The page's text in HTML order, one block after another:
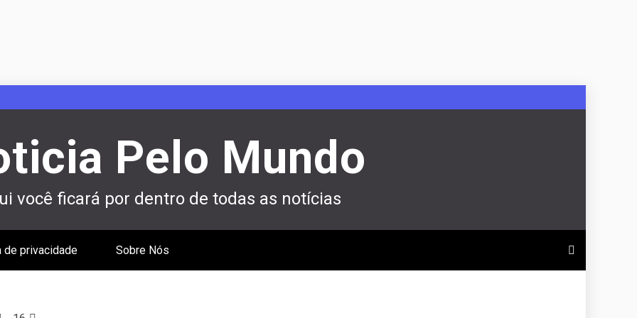
Pelo Mundo
você ficará por dentro de todas as notícias
de privacidade Sobre Nós